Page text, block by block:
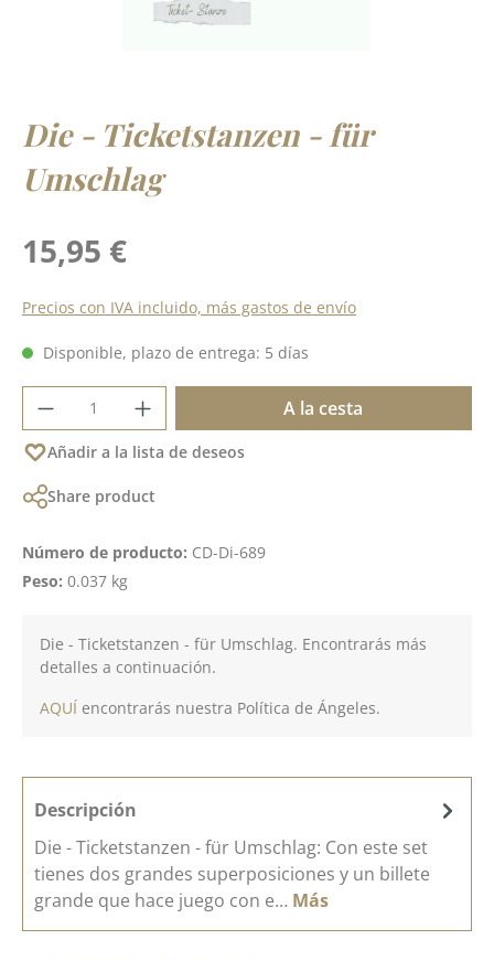
Die - Ticketstanzen - für
Umschlag
Precio normal:
15,95 €
Precios con IVA incluido, más gastos de envío
Disponible, plazo de entrega: 5 días
Cantidad del producto: introduce la
A la cesta
Añadir a la lista de deseos
Share product
Número de producto: CD-Di-689
Peso: 0.037 kg
Die - Ticketstanzen - für Umschlag. Encontrarás más
detalles a continuación.
AQUÍ encontrarás nuestra Política de Ángeles.
Descripción
Die - Ticketstanzen - für Umschlag: Con este set
tienes dos grandes superposiciones y un billete
grande que hace juego con e… Más